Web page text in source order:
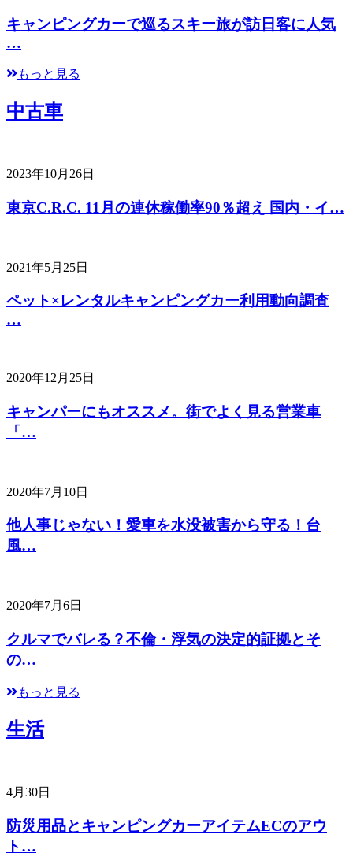
キャンピングカーで巡るスキー旅が訪日客に人気
…
もっと見る
中古車
2023年10月26日
東京C.R.C. 11月の連休稼働率90％超え 国内・イ…
2021年5月25日
ペット×レンタルキャンピングカー利用動向調査
…
2020年12月25日
キャンパーにもオススメ。街でよく見る営業車
「…
2020年7月10日
他人事じゃない！愛車を水没被害から守る！台
風…
2020年7月6日
クルマでバレる？不倫・浮気の決定的証拠とそ
の…
もっと見る
生活
4月30日
防災用品とキャンピングカーアイテムECのアウ
ト…